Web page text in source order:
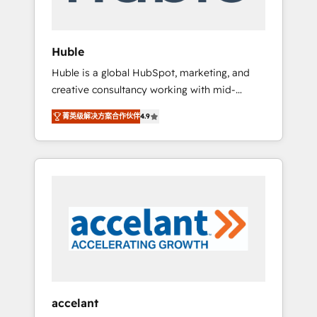
Paypal 💰 Sage or Netsuite 🤖 Google or
Microsoft ✍️ DocuSign or PandaDoc 🌐
Avalara or Quaderno HubSnacks holds the
rare Advanced "Custom Integrations"
Accreditation, securely sync data across... 🔄
any apps, in any direction. Stuck on your old
CRM..? Migrate | seamlessly off your old CRM
our in-house "HubScrub" Tool.
Huble
Huble is a global HubSpot, marketing, and
creative consultancy working with mid-
market and enterprise businesses. We go
beyond implementation, shaping the
strategy, processes, and teams that turn
HubSpot into a genuine growth engine.
5 partners worldwide, and with over 15 years
in the ecosystem, Huble has built a track
record that speaks for itself. One company,
Singapore, and South Africa. Certified
菁英级解决方案合作伙伴4.9
accelant